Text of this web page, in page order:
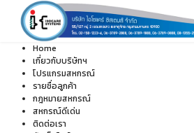
Home
เกี่ยวกับบริษัทฯ
โปรแกรมสหกรณ์
รายชื่อลูกค้า
กฎหมายสหกรณ์
สหกรณ์ดีเด่น
ติดต่อเรา